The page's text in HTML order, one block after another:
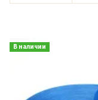
В наличии